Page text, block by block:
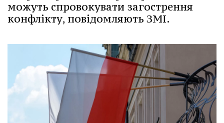
можуть спровокувати загострення
конфлікту, повідомляють ЗМІ.